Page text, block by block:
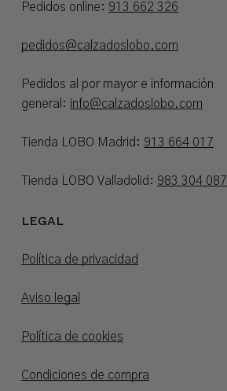
Pedidos online: 913 662 326
pedidos@calzadoslobo.com
Pedidos al por mayor e información
general: info@calzadoslobo.com
Tienda LOBO Madrid: 913 664 017
Tienda LOBO Valladolid: 983 304 087
LEGAL
Política de privacidad
Aviso legal
Política de cookies
Condiciones de compra